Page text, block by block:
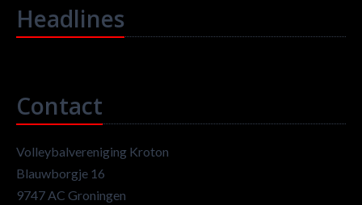
Headlines
Contact
Volleybalvereniging Kroton
Blauwborgje 16
9747 AC Groningen